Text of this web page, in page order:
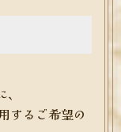
するご希望の